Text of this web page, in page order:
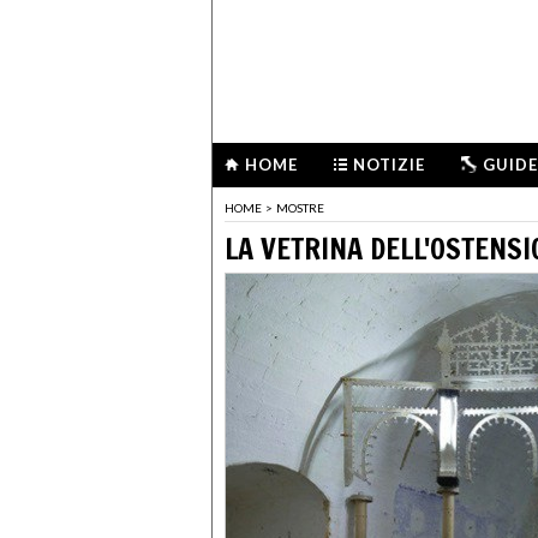
HOME NOTIZIE GUIDE
HOME > MOSTRE
LA VETRINA